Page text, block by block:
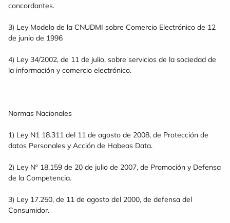
concordantes.
3) Ley Modelo de la CNUDMI sobre Comercio Electrónico de 12
de junio de 1996
4) Ley 34/2002, de 11 de julio, sobre servicios de la sociedad de
la información y comercio electrónico.
Normas Nacionales
1) Ley N1 18.311 del 11 de agosto de 2008, de Protección de
datos Personales y Acción de Habeas Data.
2) Ley Nº 18.159 de 20 de julio de 2007, de Promoción y Defensa
de la Competencia.
3) Ley 17.250, de 11 de agosto del 2000, de defensa del
Consumidor.